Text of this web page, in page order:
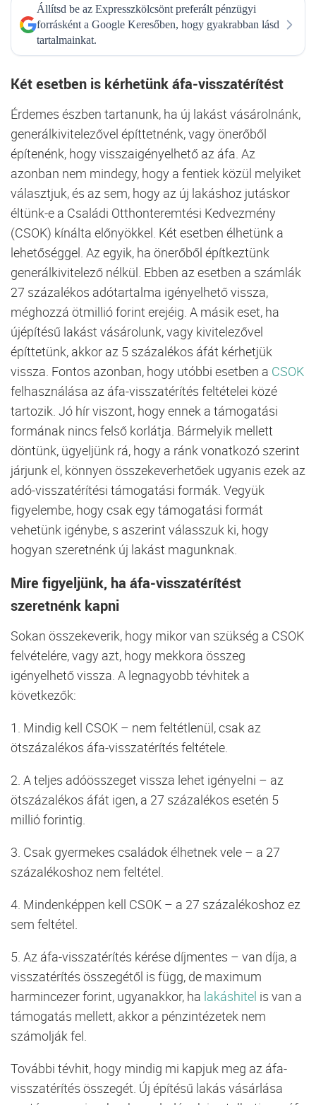
Állítsd be az Expresszkölcsönt preferált pénzügyi
forrásként a Google Keresőben, hogy gyakrabban lásd
tartalmainkat.
Két esetben is kérhetünk áfa-visszatérítést
Érdemes észben tartanunk, ha új lakást vásárolnánk,
generálkivitelezővel építtetnénk, vagy önerőből
építenénk, hogy visszaigényelhető az áfa. Az
azonban nem mindegy, hogy a fentiek közül melyiket
választjuk, és az sem, hogy az új lakáshoz jutáskor
éltünk-e a Családi Otthonteremtési Kedvezmény
(CSOK) kínálta előnyökkel. Két esetben élhetünk a
lehetőséggel. Az egyik, ha önerőből építkeztünk
generálkivitelező nélkül. Ebben az esetben a számlák
27 százalékos adótartalma igényelhető vissza,
méghozzá ötmillió forint erejéig. A másik eset, ha
újépítésű lakást vásárolunk, vagy kivitelezővel
építtetünk, akkor az 5 százalékos áfát kérhetjük
vissza. Fontos azonban, hogy utóbbi esetben a CSOK
felhasználása az áfa-visszatérítés feltételei közé
tartozik. Jó hír viszont, hogy ennek a támogatási
formának nincs felső korlátja. Bármelyik mellett
döntünk, ügyeljünk rá, hogy a ránk vonatkozó szerint
járjunk el, könnyen összekeverhetőek ugyanis ezek az
adó-visszatérítési támogatási formák. Vegyük
figyelembe, hogy csak egy támogatási formát
vehetünk igénybe, s aszerint válasszuk ki, hogy
hogyan szeretnénk új lakást magunknak.
Mire figyeljünk, ha áfa-visszatérítést
szeretnénk kapni
Sokan összekeverik, hogy mikor van szükség a CSOK
felvételére, vagy azt, hogy mekkora összeg
igényelhető vissza. A legnagyobb tévhitek a
következők:
1. Mindig kell CSOK – nem feltétlenül, csak az
ötszázalékos áfa-visszatérítés feltétele.
2. A teljes adóösszeget vissza lehet igényelni – az
ötszázalékos áfát igen, a 27 százalékos esetén 5
millió forintig.
3. Csak gyermekes családok élhetnek vele – a 27
százalékoshoz nem feltétel.
4. Mindenképpen kell CSOK – a 27 százalékoshoz ez
sem feltétel.
5. Az áfa-visszatérítés kérése díjmentes – van díja, a
visszatérítés összegétől is függ, de maximum
harmincezer forint, ugyanakkor, ha lakáshitel is van a
támogatás mellett, akkor a pénzintézetek nem
számolják fel.
További tévhit, hogy mindig mi kapjuk meg az áfa-
visszatérítés összegét. Új építésű lakás vásárlása